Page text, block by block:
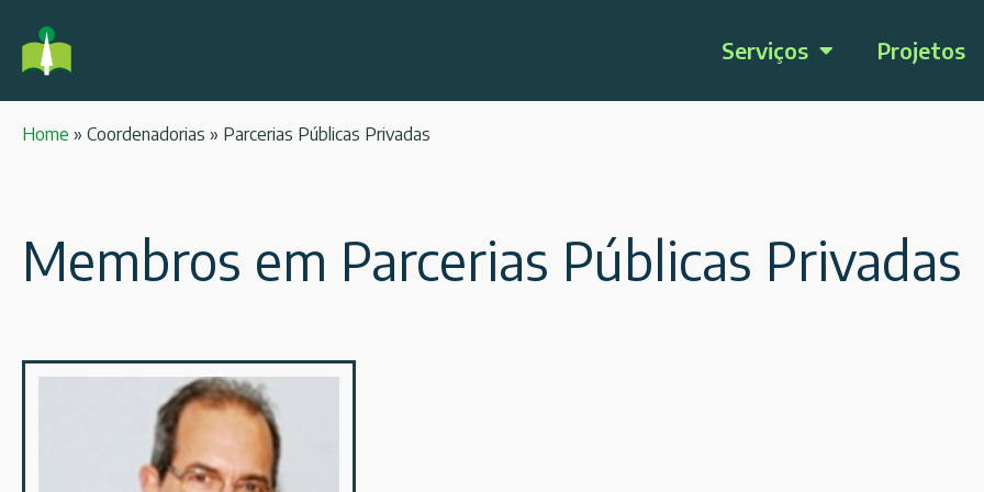
Serviços Projetos
Home » Coordenadorias » Parcerias Públicas Privadas
Membros em Parcerias Públicas Privadas